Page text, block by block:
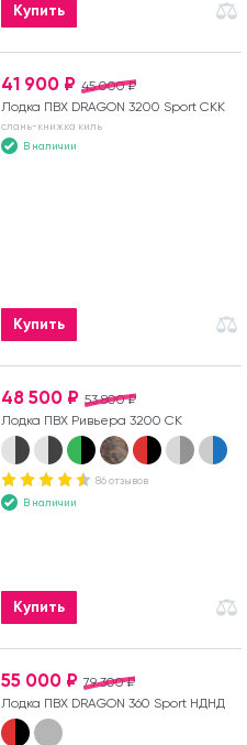
Купить
45 000 ₽
41 900 ₽
Лодка ПВХ DRAGON 3200 Sport СКК
слань-книжка киль
В наличии
Купить
53 800 ₽
48 500 ₽
Лодка ПВХ Ривьера 3200 СК
86 отзывов
В наличии
Купить
79 300 ₽
55 000 ₽
Лодка ПВХ DRAGON 360 Sport НДНД